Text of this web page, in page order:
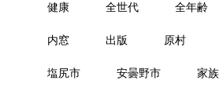
健康 全世代 全年齢
内窓 出版 原村
塩尻市 安曇野市 家族